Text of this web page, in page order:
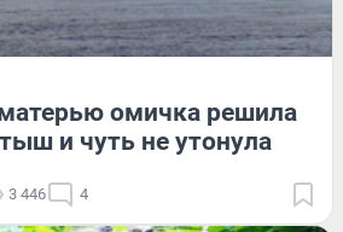
омичка решила
и чуть не утонула
3 446 4